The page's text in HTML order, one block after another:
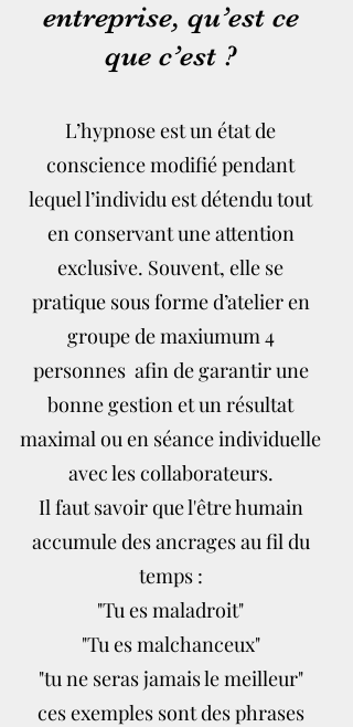
entreprise, qu’est ce
que c’est ?
L’hypnose est un état de
conscience modifié pendant
lequel l’individu est détendu tout
en conservant une attention
exclusive. Souvent, elle se
pratique sous forme d’atelier en
groupe de maxiumum 4
personnes afin de garantir une
bonne gestion et un résultat
maximal ou en séance individuelle
avec les collaborateurs.
Il faut savoir que l'être humain
accumule des ancrages au fil du
temps :
"Tu es maladroit"
"Tu es malchanceux"
"tu ne seras jamais le meilleur"
ces exemples sont des phrases